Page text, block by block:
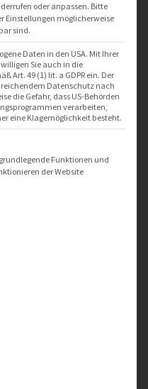
oder anpassen. Bitte
Einstellungen möglicherweise
sind.
Daten in den USA. Mit Ihrer
Sie auch in die
Art. 49 (1) lit. a GDPR ein. Der
Datenschutz nach
die Gefahr, dass US-Behörden
verarbeiten,
eine Klagemöglichkeit besteht.
für die eine Einwilligung
Funktionen und
der Website